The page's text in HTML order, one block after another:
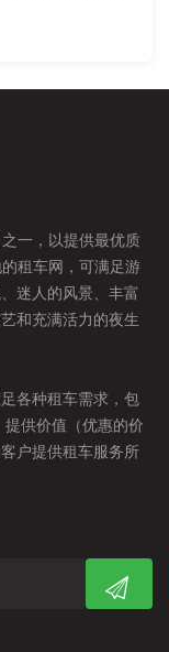
一，以提供最优质
租车网，可满足游
迷人的风景、丰富
和充满活力的夜生
各种租车需求，包
提供价值（优惠的价
户提供租车服务所